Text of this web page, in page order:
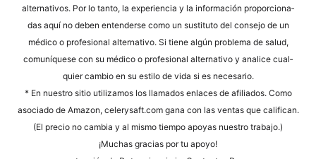
alter­na­tivos. Por lo tan­to, la expe­ri­en­cia y la infor­mación pro­por­cio­na­
das aquí no deben enten­der­se como un susti­tu­to del con­se­jo de un
méd­ico o pro­fe­sio­nal alter­na­tivo. Si tiene algún pro­ble­ma de salud,
comuní­que­se con su méd­ico o pro­fe­sio­nal alter­na­tivo y ana­li­ce cual­
quier cam­bio en su esti­lo de vida si es necesario.
* En nues­tro sitio uti­liz­a­mos los llama­dos enlaces de afi­lia­dos. Como
aso­cia­do de Ama­zon, cele​ry​saft​.com gana con las ven­tas que cali­fi­can.
(El pre­cio no cam­bia y al mis­mo tiem­po apoyas nues­tro trabajo.)
¡Much­as gra­ci­as por tu apoyo!